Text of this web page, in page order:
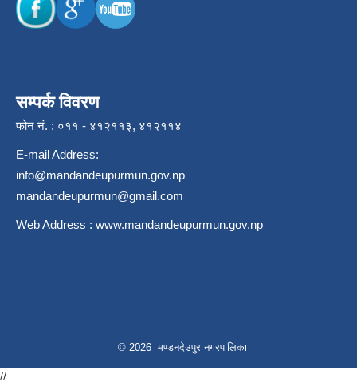
सम्पर्क विवरण
फोन नं. : ०११ - ४१२११३, ४१२११४
E-mail Address:
info@mandandeupurmun.gov.np
mandandeupurmun@gmail.com
Web Address : www.mandandeupurmun.gov.np
© 2026 मण्डनदेउपुर नगरपालिका
//